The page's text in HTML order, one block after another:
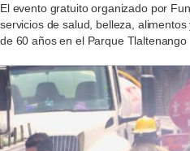
El evento gratuito organizado por
servicios de salud, belleza,
de 60 años en el Parque Tlaltenango